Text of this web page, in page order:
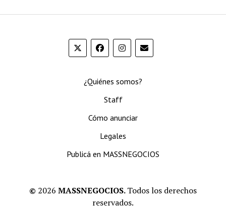
¿Quiénes somos?
Staff
Cómo anunciar
Legales
Publicá en MASSNEGOCIOS
© 2026 MASSNEGOCIOS.Todos los derechos
reservados.